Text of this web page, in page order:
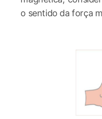
o sentido da força